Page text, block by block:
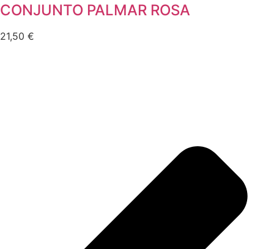
CONJUNTO PALMAR ROSA
21,50 €